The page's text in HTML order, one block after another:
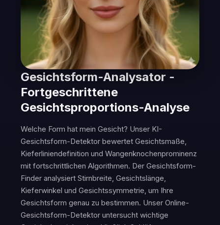
Gesichtsform-Analysator -
Fortgeschrittene
Gesichtsproportions-Analyse
Welche Form hat mein Gesicht? Unser KI-
Gesichtsform-Detektor bewertet Gesichtsmaße,
Kieferliniendefinition und Wangenknochenprominenz
mit fortschrittlichen Algorithmen. Der Gesichtsform-
Finder analysiert Stirnbreite, Gesichtslänge,
Kieferwinkel und Gesichtssymmetrie, um Ihre
Gesichtsform genau zu bestimmen. Unser Online-
Gesichtsform-Detektor untersucht wichtige